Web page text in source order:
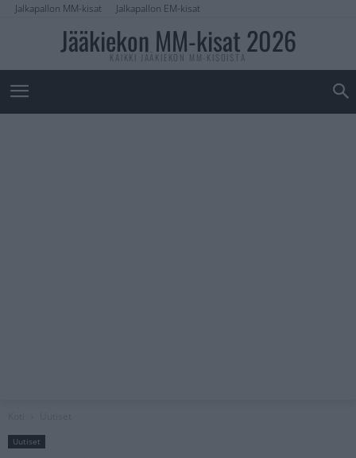
Jalkapallon MM-kisat Jalkapallon EM-kisat
Jääkiekon MM-kisat 2026
KAIKKI JÄÄKIEKON MM-KISOISTA
Uutiset